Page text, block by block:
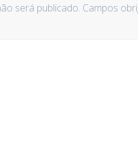
será publicado. Campos